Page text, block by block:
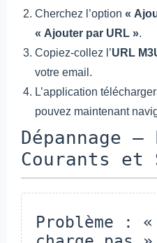
Cherchez l’option «
« Ajouter par URL ».
Copiez-collez l’URL
votre email.
L’application
pouvez maintenant
Dépannage –
Courants et
Problème :